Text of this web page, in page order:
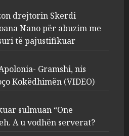
Gramshi, nis
penal për Koço
(VIDEO)
27, 2025
Persona të maskuar
“One Albania”,
u fsheh. A u vodhën
25, 2025
drejtorin Skerdi
Nano për abuzim me
të pajustifikuar
Gramshi, nis
Kokëdhimën (VIDEO)
sulmuan “One
A u vodhën serverat?